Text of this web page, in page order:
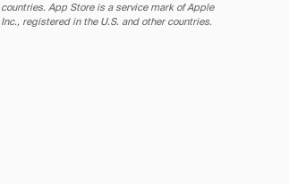
countries. App Store is a service mark of Apple
Inc., registered in the U.S. and other countries.